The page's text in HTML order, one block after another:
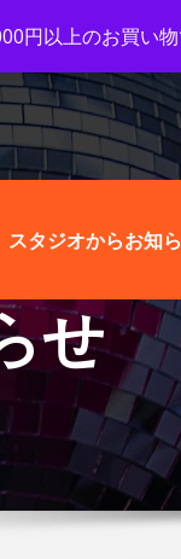
スタジオからお知
せ
円以上のお買い物